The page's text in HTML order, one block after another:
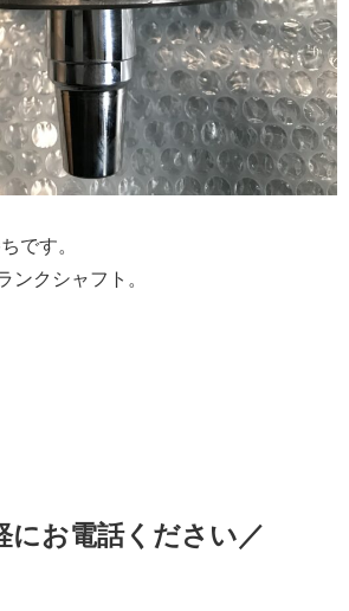
です。
ンクシャフト。
にお電話ください／